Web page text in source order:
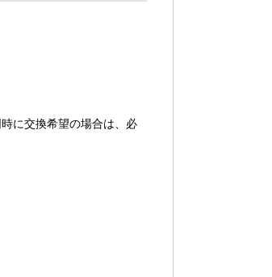
に交換希望の場合は、必